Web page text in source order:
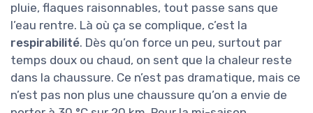
pluie, flaques raisonnables, tout passe sans que
l’eau rentre. Là où ça se complique, c’est la
respirabilité. Dès qu’on force un peu, surtout par
temps doux ou chaud, on sent que la chaleur reste
dans la chaussure. Ce n’est pas dramatique, mais ce
n’est pas non plus une chaussure qu’on a envie de